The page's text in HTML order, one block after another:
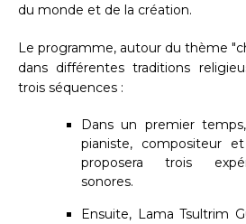
du monde et de la création.
Le programme, autour du thème
dans différentes traditions
trois séquences :
Dans un premier
pianiste, compositeur
proposera trois
sonores.
Ensuite, Lama Tsultrim